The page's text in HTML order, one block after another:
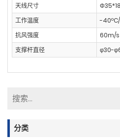
分类
天线尺寸
工作温度
-
抗风强度
60m/s
支撑杆直径
φ30-